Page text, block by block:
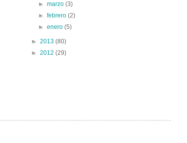
►marzo(3)
►febrero(2)
►enero(5)
► 2013 (80)
► 2012 (29)